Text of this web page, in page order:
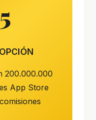
200.000.000
App Store